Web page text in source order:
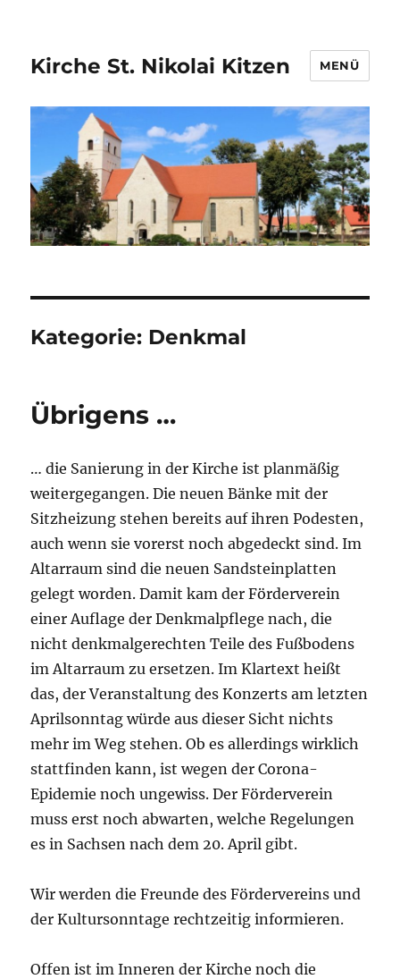
Kirche St. Nikolai Kitzen MENÜ
Kategorie: Denkmal
Übrigens …
… die Sanierung in der Kirche ist planmäßig
weitergegangen. Die neuen Bänke mit der
Sitzheizung stehen bereits auf ihren Podesten,
auch wenn sie vorerst noch abgedeckt sind. Im
Altarraum sind die neuen Sandsteinplatten
gelegt worden. Damit kam der Förderverein
einer Auflage der Denkmalpflege nach, die
nicht denkmalgerechten Teile des Fußbodens
im Altarraum zu ersetzen. Im Klartext heißt
das, der Veranstaltung des Konzerts am letzten
Aprilsonntag würde aus dieser Sicht nichts
mehr im Weg stehen. Ob es allerdings wirklich
stattfinden kann, ist wegen der Corona-
Epidemie noch ungewiss. Der Förderverein
muss erst noch abwarten, welche Regelungen
es in Sachsen nach dem 20. April gibt.
Wir werden die Freunde des Fördervereins und
der Kultursonntage rechtzeitig informieren.
Offen ist im Inneren der Kirche noch die